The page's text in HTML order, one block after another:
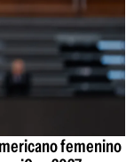
femenino